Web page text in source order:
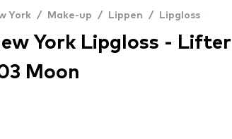
York / Make-up / Lippen / Lipgloss
York Lipgloss - Lifter
Moon